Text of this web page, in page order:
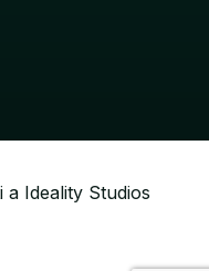
Ideality Studios